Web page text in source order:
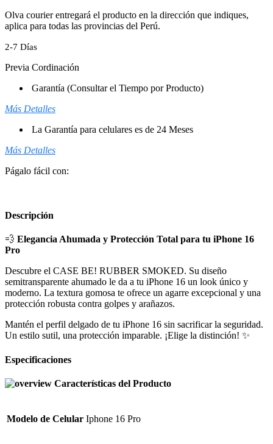
Olva courier entregará el producto en la dirección que indiques,
aplica para todas las provincias del Perú.
2-7 Días
Previa Cordinación
Garantía (Consultar el Tiempo por Producto)
Más Detalles
La Garantía para celulares es de 24 Meses
Más Detalles
Págalo fácil con:
Descripción
💨 Elegancia Ahumada y Protección Total para tu iPhone 16
Pro
Descubre el CASE BE! RUBBER SMOKED. Su diseño
semitransparente ahumado le da a tu iPhone 16 un look único y
moderno. La textura gomosa te ofrece un agarre excepcional y una
protección robusta contra golpes y arañazos.
Mantén el perfil delgado de tu iPhone 16 sin sacrificar la seguridad.
Un estilo sutil, una protección imparable. ¡Elige la distinción! ✨
Especificaciones
Características del Producto
Modelo de Celular Iphone 16 Pro